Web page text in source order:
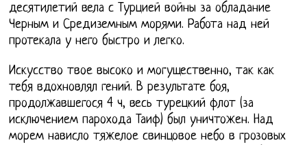
десятилетий вела с Турцией войны за обладание
Черным и Средиземным морями. Работа над ней
протекала у него быстро и легко.
Искусство твое высоко и могущественно, так как
тебя вдохновлял гений. В результате боя,
продолжавшегося 4 ч, весь турецкий флот (за
исключением парохода Таиф) был уничтожен. Над
морем нависло тяжелое свинцовое небо в грозовых